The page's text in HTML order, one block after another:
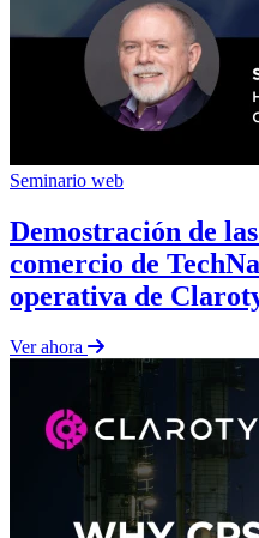
Seminario web
Demostración de
comercio de
operativa de
Ver ahora